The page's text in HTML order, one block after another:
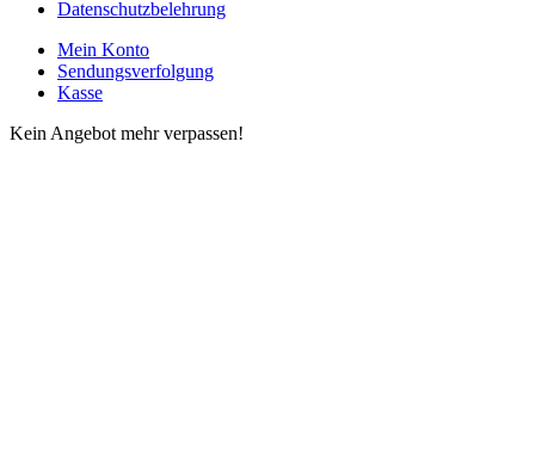
Datenschutzbelehrung
Mein Konto
Sendungsverfolgung
Kasse
Kein Angebot mehr verpassen!